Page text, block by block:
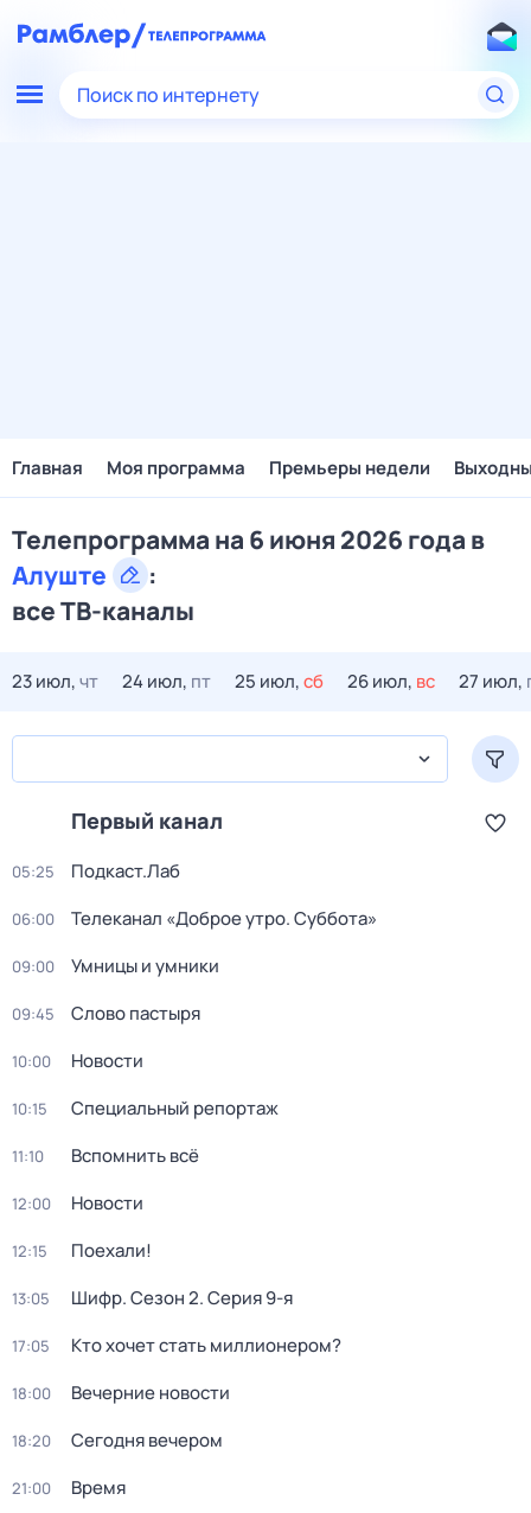
Поиск по интернету
Главная Моя программа Премьеры недели
Телепрограмма на 6 июня 2026 года в
Алуште
:
все ТВ-каналы
23 июл,чт 24 июл, пт 25 июл,сб 26 июл, вс 27 июл,
Первый канал
05:25 Подкаст.Лаб
06:00 Телеканал «Доброе утро. Суббота»
09:00 Умницы и умники
09:45 Слово пастыря
10:00 Новости
10:15 Специальный репортаж
11:10 Вспомнить всё
12:00 Новости
12:15 Поехали!
13:05 Шифр. Сезон 2. Серия 9-я
17:05 Кто хочет стать миллионером?
18:00 Вечерние новости
18:20 Сегодня вечером
21:00 Время